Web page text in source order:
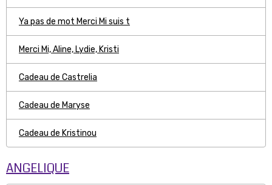
Ya pas de mot Merci Mi suis t
Merci Mi, Aline, Lydie, Kristi
Cadeau de Castrelia
Cadeau de Maryse
Cadeau de Kristinou
ANGELIQUE